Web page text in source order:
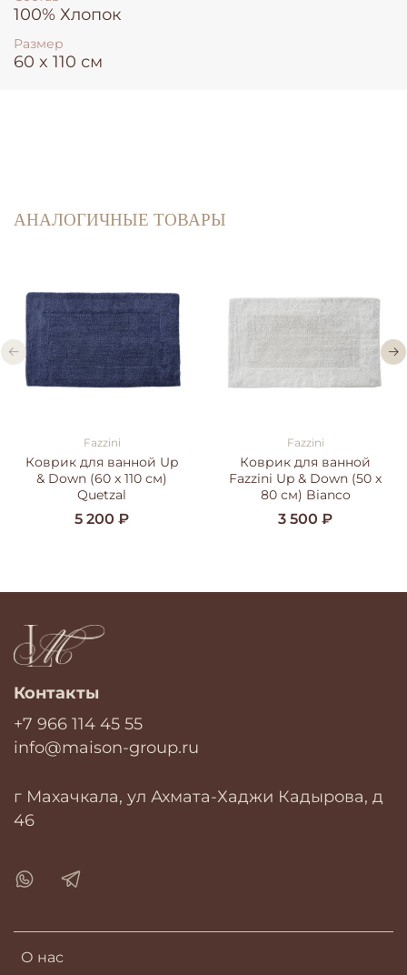
100% Хлопок
Размер
60 x 110 см
АНАЛОГИЧНЫЕ ТОВАРЫ
Fazzini
Коврик для ванной Up
& Down (60 x 110 см)
Quetzal
5 200 ₽
Fazzini
Коврик для ванной
Fazzini Up & Down (50 x
80 см) Bianco
3 500 ₽
О нас
Контакты
+7 966 114 45 55
info@maison-group.ru
г Махачкала, ул Ахмата-Хаджи Кадырова, д
46